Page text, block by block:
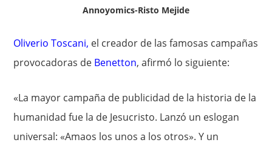
Annoyomics-Risto Mejide
Oliverio Toscani, el creador de las famosas campañas
provocadoras de Benetton, afirmó lo siguiente:
«La mayor campaña de publicidad de la historia de la
humanidad fue la de Jesucristo. Lanzó un eslogan
universal: «Amaos los unos a los otros». Y un